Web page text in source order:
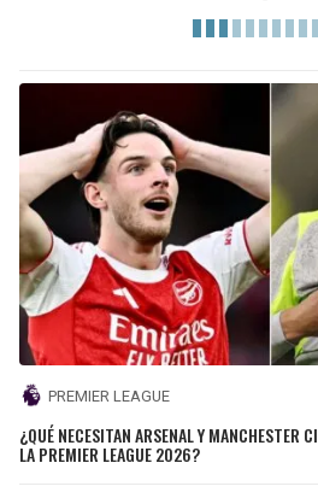
PREMIER LEAGUE
¿QUÉ NECESITAN ARSENAL Y MANCHESTER
LA PREMIER LEAGUE 2026?